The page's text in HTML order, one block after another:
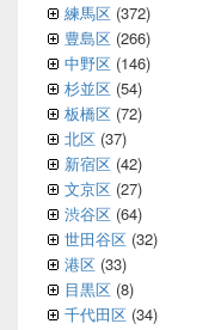
練馬区 (372)
豊島区 (266)
中野区 (146)
杉並区 (54)
板橋区 (72)
北区 (37)
新宿区 (42)
文京区 (27)
渋谷区 (64)
世田谷区 (32)
港区 (33)
目黒区 (8)
千代田区 (34)